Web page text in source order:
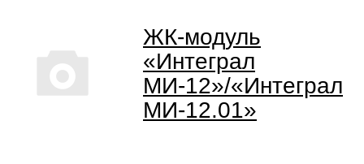
ЖК-модуль
«Интеграл
МИ-12»/«Интеграл
МИ-12.01»